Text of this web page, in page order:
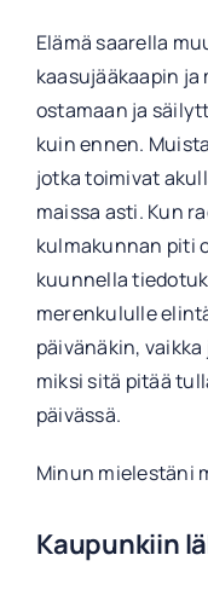
Elämä saarella
kaasujääkaapin
ostamaan ja
kuin ennen.
jotka toimivat
maissa asti. Kun
kulmakunnan piti
kuunnella
merenkululle
päivänäkin,
miksi sitä pitää
päivässä.
Minun mielestäni
Kaupunkiin